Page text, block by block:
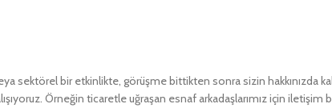
sektörel bir etkinlikte, görüşme bittikten sonra sizin hakkınızda
Örneğin ticaretle uğraşan esnaf arkadaşlarımız için iletişim